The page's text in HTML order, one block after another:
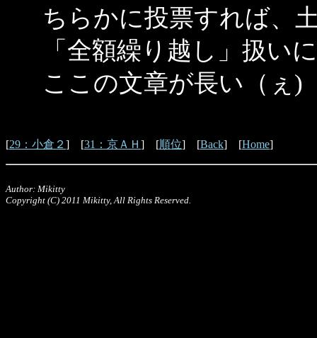
ちらかに投票すれば、
「全額繰り越し」扱い
ここの文章が長い（ぇ)
[29：小倉２ ] [31：京ＡＨ ] [順位] [Back] [Home]
Author: Mikitty
Copyright (C) 2011 Mikitty, All Rights Reserved.